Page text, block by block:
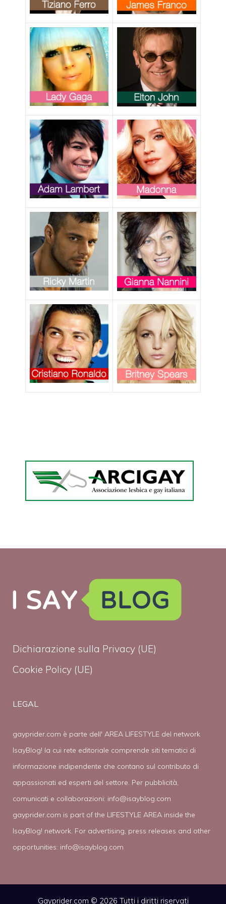
Dichiarazione sulla Privacy (UE)
Cookie Policy (UE)
LEGAL
gayprider.com è parte dell' AREA LIFESTYLE del network
IsayBlog! la cui rete editoriale comprende siti tematici di
informazione indipendente che contano sul contributo di
appassionati ed esperti del settore. Per pubblicità,
comunicati e collaborazioni: info@isayblog.com
gayprider.com is part of the LIFESTYLE AREA inside the
IsayBlog! network. For advertising, press releases and other
opportunities: info@isayblog.com
Gayprider.com © 2026 Tutti i diritti riservati